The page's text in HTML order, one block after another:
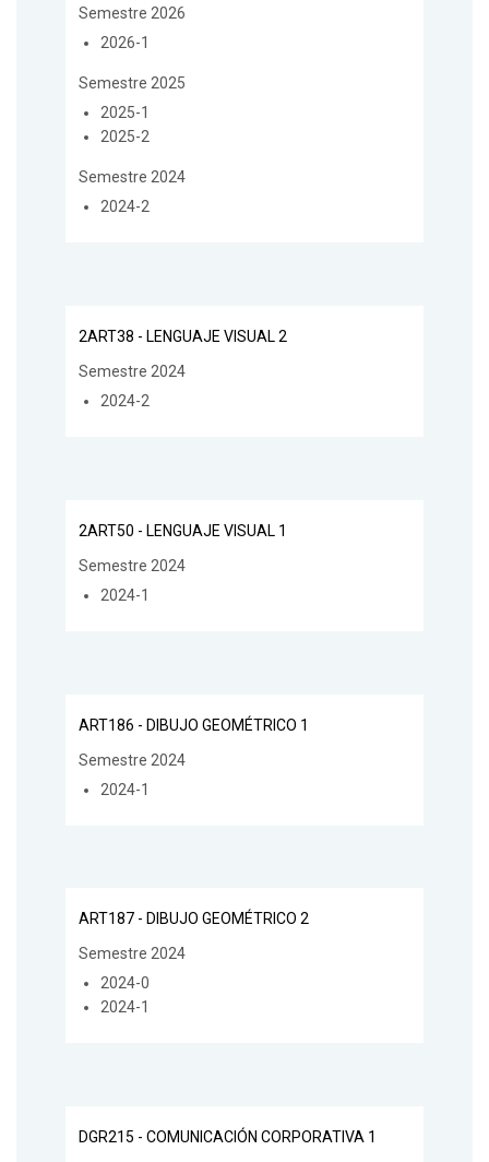
Semestre 2026
2026-1
Semestre 2025
2025-1
2025-2
Semestre 2024
2024-2
2ART38 - LENGUAJE VISUAL 2
Semestre 2024
2024-2
2ART50 - LENGUAJE VISUAL 1
Semestre 2024
2024-1
ART186 - DIBUJO GEOMÉTRICO 1
Semestre 2024
2024-1
ART187 - DIBUJO GEOMÉTRICO 2
Semestre 2024
2024-0
2024-1
DGR215 - COMUNICACIÓN CORPORATIVA 1